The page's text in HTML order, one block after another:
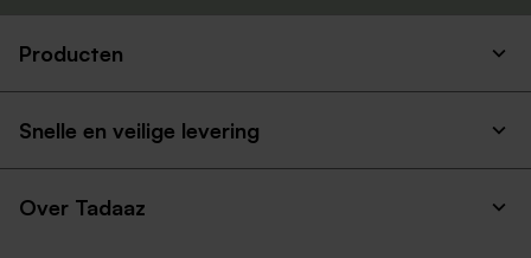
Producten
Snelle en veilige levering
Over Tadaaz